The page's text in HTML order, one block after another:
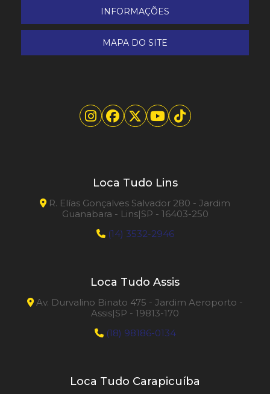
INFORMAÇÕES
MAPA DO SITE
Loca Tudo Lins
R. Elías Gonçalves Salvador 280 - Jardim
Guanabara - Lins|SP - 16403-250
(14) 3532-2946
Loca Tudo Assis
Av. Durvalino Binato 475 - Jardim Aeroporto -
Assis|SP - 19813-170
(18) 98186-0134
Loca Tudo Carapicuíba